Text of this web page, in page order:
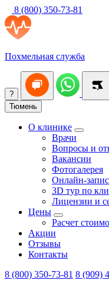
8 (800) 350-73-81
Похмельная служба
?
Тюмень
О клинике
Врачи
Вопросы и
Вакансии
Фотогалерея
Онлайн-
3D тур по
Лицензии и
Цены
Расчет
Акции
Отзывы
Контакты
8 (800) 350-73-81 8 (909)